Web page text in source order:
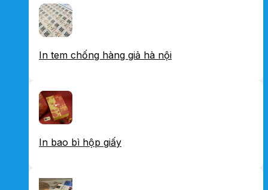
In tem chống hàng giả hà nội
In bao bì hộp giấy